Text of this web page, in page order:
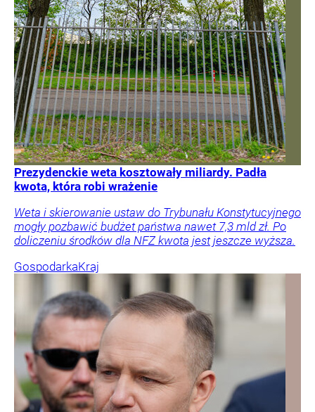
Prezydenckie weta kosztowały miliardy. Padła
kwota, która robi wrażenie
Weta i skierowanie ustaw do Trybunału Konstytucyjnego
mogły pozbawić budżet państwa nawet 7,3 mld zł. Po
doliczeniu środków dla NFZ kwota jest jeszcze wyższa.
GospodarkaKraj